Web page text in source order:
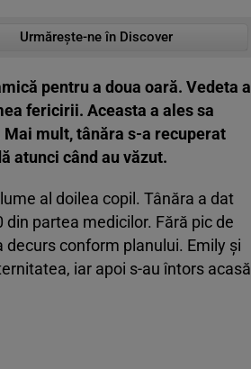
Urmărește-ne în Discover
pentru a doua oară. Vedeta a
fericirii. Aceasta a ales sa
mult, tânăra s-a recuperat
atunci când au văzut.
al doilea copil. Tânăra a dat
partea medicilor. Fără pic de
conform planului. Emily și
iar apoi s-au întors acasă